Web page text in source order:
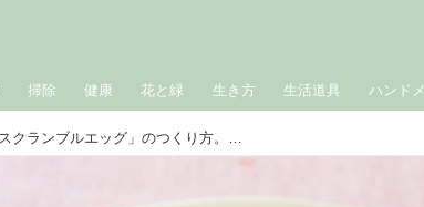
掃除 健康 花と緑 生き方 生活道具 ハンド
「明太子とスプラウトのスクランブルエッグ」のつくり方。お弁当が楽しくなる“たまご”のおかず／料理研究家・枝元なほみさん